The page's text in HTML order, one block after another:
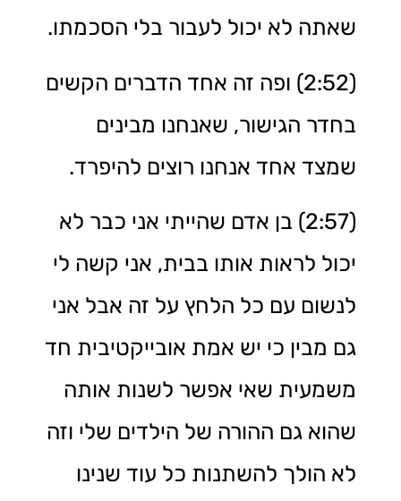
שאתה לא יכול לעבור בלי הסכמתו.
(2:52) ופה זה אחד הדברים הקשים
בחדר הגישור, שאנחנו מבינים
שמצד אחד אנחנו רוצים להיפרד.
(2:57) בן אדם שהייתי אני כבר לא
יכול לראות אותו בבית, אני קשה לי
לנשום עם כל הלחץ על זה אבל אני
גם מבין כי יש אמת אובייקטיבית חד
משמעית שאי אפשר לשנות אותה
שהוא גם ההורה של הילדים שלי וזה
לא הולך להשתנות כל עוד שנינו